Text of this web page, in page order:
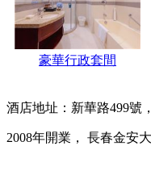
豪華行政套間
酒店地址：新華路499號
2008年開業， 長春金安